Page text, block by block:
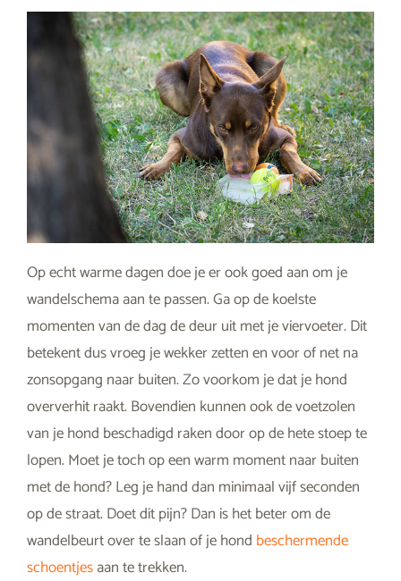
Op echt warme dagen doe je er ook goed aan om je
wandelschema aan te passen. Ga op de koelste
momenten van de dag de deur uit met je viervoeter. Dit
betekent dus vroeg je wekker zetten en voor of net na
zonsopgang naar buiten. Zo voorkom je dat je hond
oververhit raakt. Bovendien kunnen ook de voetzolen
van je hond beschadigd raken door op de hete stoep te
lopen. Moet je toch op een warm moment naar buiten
met de hond? Leg je hand dan minimaal vijf seconden
op de straat. Doet dit pijn? Dan is het beter om de
wandelbeurt over te slaan of je hond beschermende
schoentjesaan te trekken.